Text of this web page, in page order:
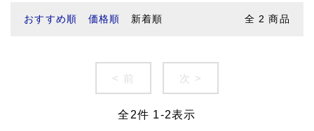
おすすめ順 価格順 新着順 全 2 商品
< 前 次 >
全 2件 1-2表示